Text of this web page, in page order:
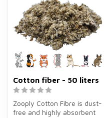
Cotton fiber - 50 liters
Zooply Cotton Fibre is dust-
free and highly absorbent